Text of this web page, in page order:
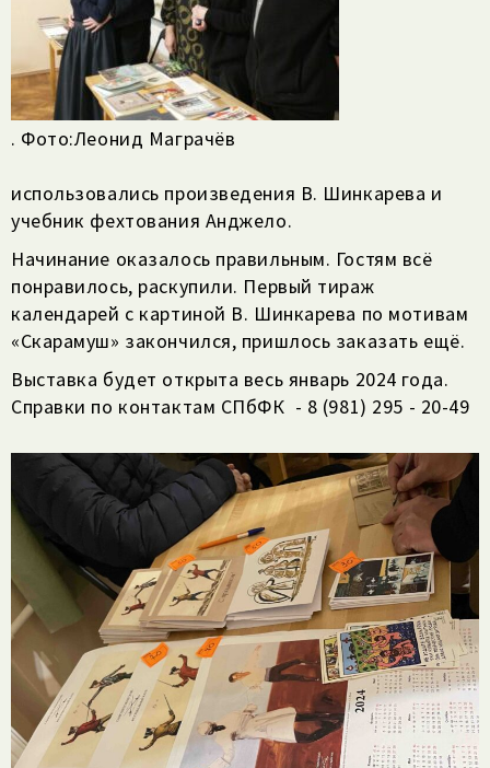
. Фото:Леонид Маграчёв
использовались произведения В. Шинкарева и
учебник фехтования Анджело.
Начинание оказалось правильным. Гостям всё
понравилось, раскупили. Первый тираж
календарей с картиной В. Шинкарева по мотивам
«Скарамуш» закончился, пришлось заказать ещё.
Выставка будет открыта весь январь 2024 года.
Справки по контактам СПбФК - 8 (981) 295 - 20-49